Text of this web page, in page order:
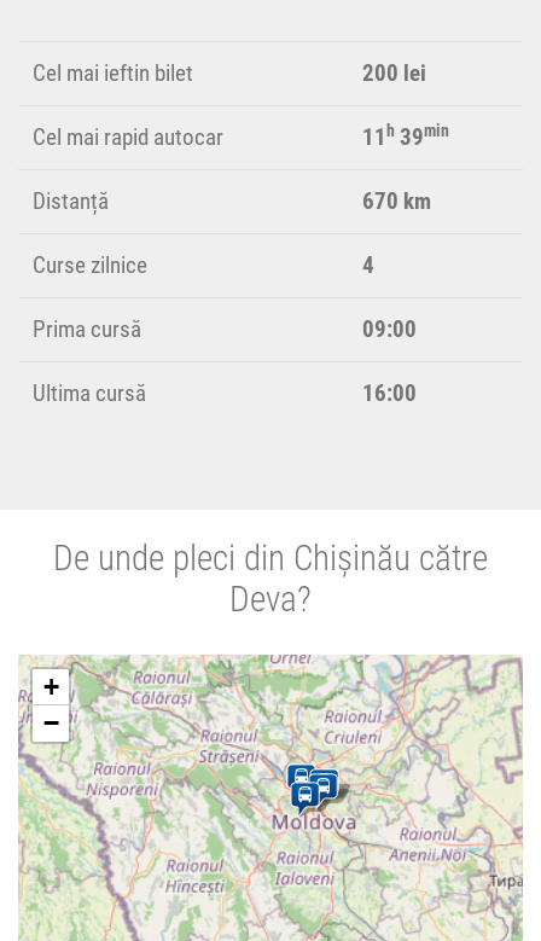
Cel mai ieftin bilet 200 lei
Cel mai rapid autocar 11 h 39min
Distanță 670 km
Curse zilnice 4
Prima cursă 09:00
Ultima cursă 16:00
De unde pleci din Chișinău către
Deva?
+
−